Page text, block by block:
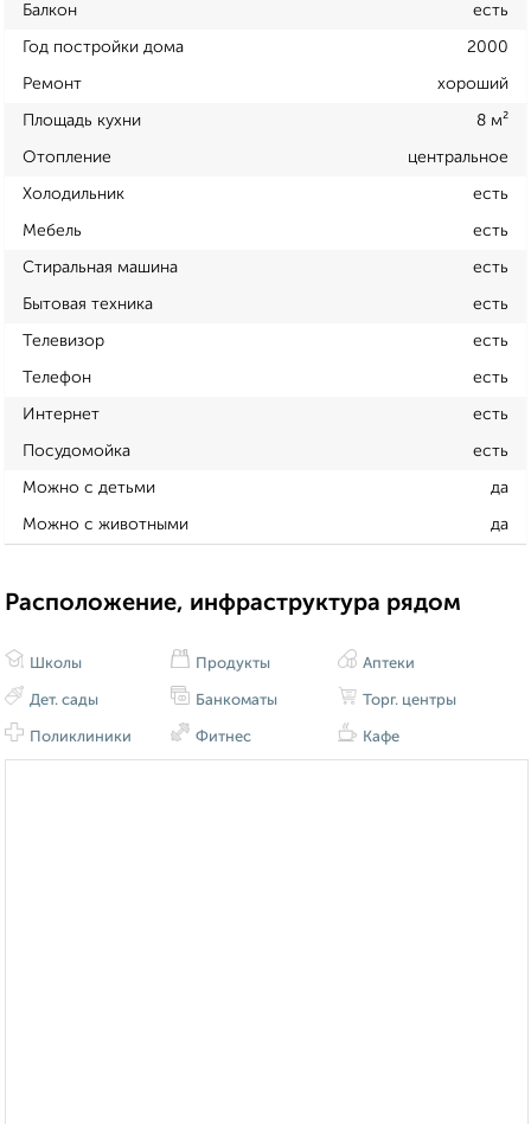
Балкон есть
Год постройки дома 2000
Ремонт хороший
Площадь кухни 8 м²
Отопление центральное
Холодильник есть
Мебель есть
Стиральная машина есть
Бытовая техника есть
Телевизор есть
Телефон есть
Интернет есть
Посудомойка есть
Можно с детьми да
Можно с животными да
Расположение, инфраструктура рядом
Школы
Дет. сады
Поликлиники
Продукты
Банкоматы
Фитнес
Аптеки
Торг. центры
Кафе